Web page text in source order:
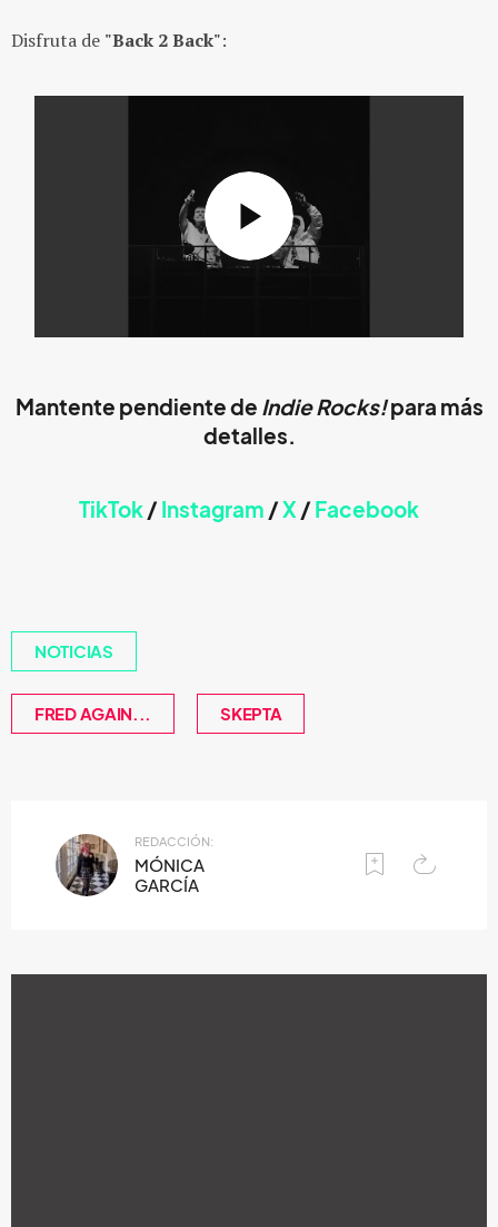
Disfruta de "Back 2 Back":
Mantente pendiente de Indie Rocks!para más
detalles.
TikTok/Instagram /X /Facebook
NOTICIAS
FRED AGAIN... SKEPTA
REDACCIÓN:
MÓNICA
GARCÍA